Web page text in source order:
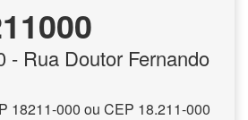
- Rua Doutor Fernando
18211-000 ou CEP 18.211-000